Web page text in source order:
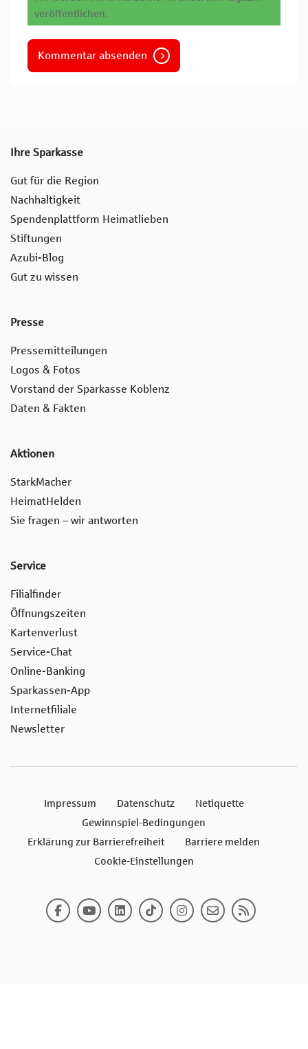
veröffentlichen.
Kommentar absenden
Ihre Sparkasse
Gut für die Region
Nachhaltigkeit
Spendenplattform Heimatlieben
Stiftungen
Azubi-Blog
Gut zu wissen
Presse
Pressemitteilungen
Logos & Fotos
Vorstand der Sparkasse Koblenz
Daten & Fakten
Aktionen
StarkMacher
HeimatHelden
Sie fragen – wir antworten
Service
Filialfinder
Öffnungszeiten
Kartenverlust
Service-Chat
Online-Banking
Sparkassen-App
Internetfiliale
Newsletter
Impressum Datenschutz
Netiquette
Gewinnspiel-Bedingungen
Erklärung zur Barrierefreiheit
Barriere melden
Cookie-Einstellungen